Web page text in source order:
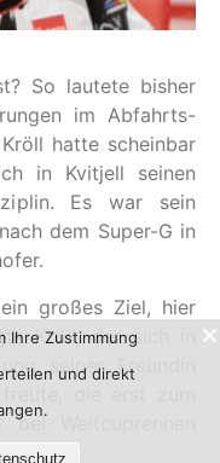
So lautete bisher
im Abfahrts-
hatte scheinbar
in Kvitjell seinen
Es war sein
dem Super-G in
großes Ziel, hier
Kröll, der sich in
seiner Freundin
Weltcuprennen
Ihre Zustimmung
und direkt